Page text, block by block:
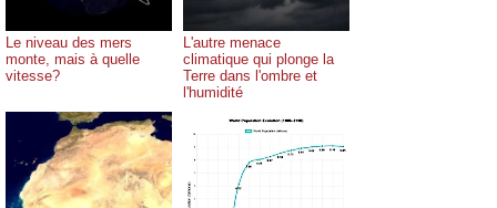
Le niveau des mers
monte, mais à quelle
vitesse?
L'autre menace
climatique qui plonge la
Terre dans l'ombre et
l'humidité